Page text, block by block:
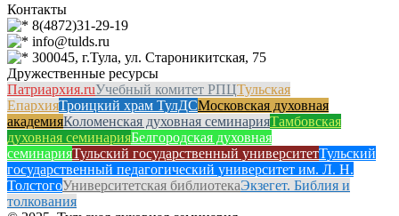
Контакты
8(4872)31-29-19
info@tulds.ru
300045, г.Тула, ул. Староникитская, 75
Дружественные ресурсы
Патриархия.ruУчебный комитет РПЦТульская
ЕпархияТроицкий храм ТулДСМосковская духовная
академияКоломенская духовная семинарияТамбовская
духовная семинарияБелгородская духовная
семинарияТульский государственный университетТульский
государственный педагогический университет им. Л. Н.
ТолстогоУниверситетская библиотекаЭкзегет. Библия и
толкования